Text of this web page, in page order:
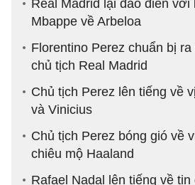
Real Madrid lại đảo điên với
Mbappe về Arbeloa
Florentino Perez chuẩn bị
chủ tịch Real Madrid
Chủ tịch Perez lên tiếng về
và Vinicius
Chủ tịch Perez bóng gió về
chiêu mộ Haaland
Rafael Nadal lên tiếng về